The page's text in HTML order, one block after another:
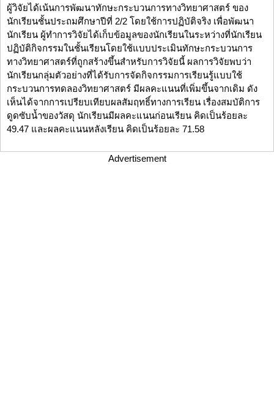
ผู้วิจัยได้เน้นการพัฒนาทักษะกระบวนการทางวิทยาศาสตร์ ของ
นักเรียนชั้นประถมศึกษาปีที่ 2/2 โดยใช้การปฏิบัติจริง เพื่อพัฒนา
นักเรียน ผู้ทำการวิจัยได้เก็บข้อมูลของนักเรียนในระหว่างที่นักเรียน
ปฏิบัติกิจกรรมในชั้นเรียนโดยใช้แบบประเมินทักษะกระบวนการ
ทางวิทยาศาสตร์ที่ถูกสร้างขึ้นสําหรับการวิจัยนี้ ผลการวิจัยพบว่า
นักเรียนกลุ่มตัวอย่างที่ได้รับการจัดกิจกรรมการเรียนรู้แบบใช้
กระบวนการทดลองวิทยาศาสตร์ มีผลคะแนนที่เพิ่มขึ้นจากเดิม ดัง
เห็นได้จากการเปรียบเทียบผลสัมฤทธิ์ทางการเรียน เรื่องสมบัติการ
ดูดซับน้ำของวัสดุ นักเรียนมีผลคะแนนก่อนเรียน คิดเป็นร้อยละ
49.47 และผลคะแนนหลังเรียน คิดเป็นร้อยละ 71.58
Advertisement